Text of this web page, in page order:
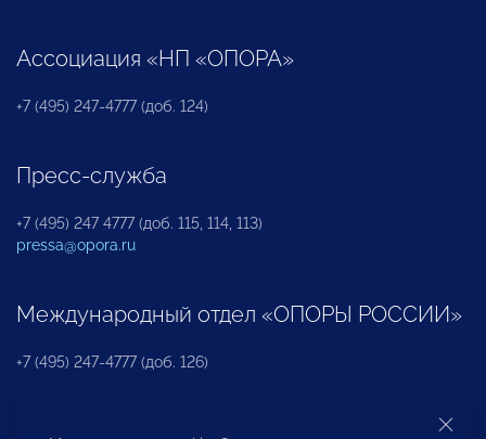
Ассоциация «НП «ОПОРА»
+7 (495) 247-4777 (доб. 124)
Пресс-служба
+7 (495) 247 4777 (доб. 115, 114, 113)
pressa@opora.ru
Международный отдел «ОПОРЫ РОССИИ»
+7 (495) 247-4777 (доб. 126)
Бюро по защите прав предпринимателей и